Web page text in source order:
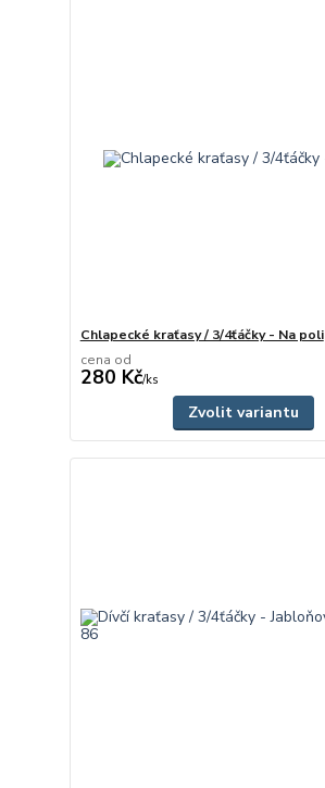
Chlapecké kraťasy / 3/4ťáčky - Na poli
cena od
280 Kč/ks
Zvolit variantu